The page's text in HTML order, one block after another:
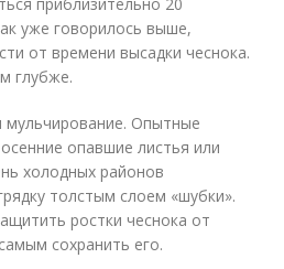
уже говорилось выше,
от времени высадки чеснока.
глубже.
Опытные
опавшие листья или
холодных районов
толстым слоем «шубки».
ростки чеснока от
сохранить его.